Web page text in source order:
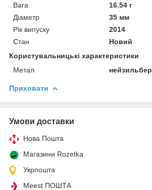
Вага
16.54 г
Діаметр
35 мм
Рік випуску
2014
Стан
Новий
Користувальницькі характеристики
Метал
нейзильбер
Приховати
Умови доставки
Нова Пошта
Магазини Rozetka
Укрпошта
Meest ПОШТА